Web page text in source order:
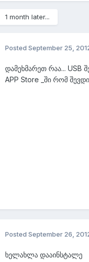
1 month later...
Posted September 25,
დამეხმარეთ რაა... USB
APP Store _ში რომ
Posted September 26,
ხელახლა დააინსტალე